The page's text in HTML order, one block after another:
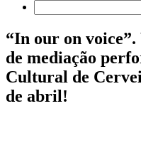
“In our on
de mediação
Cultural de
de abril!